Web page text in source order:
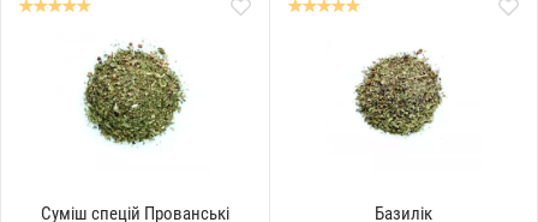
Суміш спецій Прованські
Базилік